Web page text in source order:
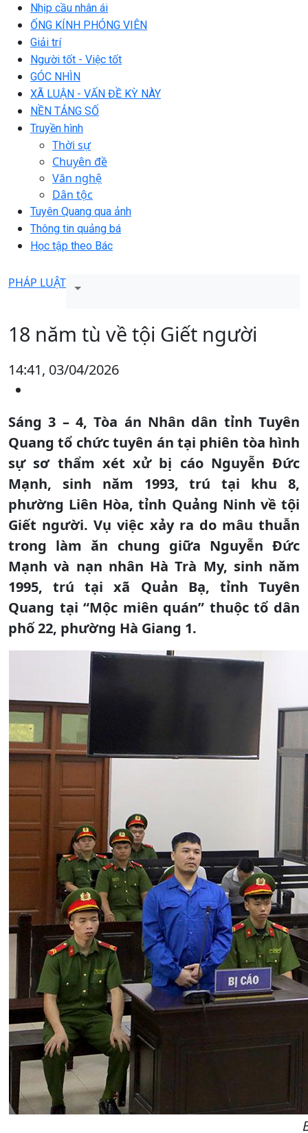
Nhịp cầu nhân ái
ỐNG KÍNH PHÓNG VIÊN
Giải trí
Người tốt - Việc tốt
GÓC NHÌN
XÃ LUẬN - VẤN ĐỀ KỲ NÀY
NỀN TẢNG SỐ
Truyền hình
Thời sự
Chuyên đề
Văn nghệ
Dân tộc
Tuyên Quang qua ảnh
Thông tin quảng bá
Học tập theo Bác
PHÁP LUẬT
18 năm tù về tội Giết người
14:41, 03/04/2026
Sáng 3 – 4, Tòa án Nhân dân tỉnh Tuyên
Quang tổ chức tuyên án tại phiên tòa hình
sự sơ thẩm xét xử bị cáo Nguyễn Đức
Mạnh, sinh năm 1993, trú tại khu 8,
phường Liên Hòa, tỉnh Quảng Ninh về tội
Giết người. Vụ việc xảy ra do mâu thuẫn
trong làm ăn chung giữa Nguyễn Đức
Mạnh và nạn nhân Hà Trà My, sinh năm
1995, trú tại xã Quản Bạ, tỉnh Tuyên
Quang tại “Mộc miên quán” thuộc tổ dân
phố 22, phường Hà Giang 1.